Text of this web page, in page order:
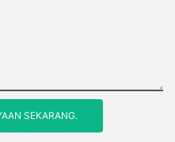
SEKARANG.